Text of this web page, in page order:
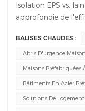
Isolation EPS vs.
approfondie de
thermiqueLe PSE
de 0,033 à 0,038
pour une isolation
conteneurs ou
l'humidité:Absorbe
BALISES CHAUDES :
Abris D'urgence
Maisons Préfabriquées
Bâtiments En Acier
Solutions De